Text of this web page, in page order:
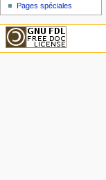
Pages spéciales